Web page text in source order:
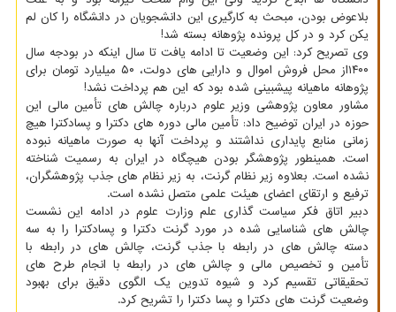
بلاعوض بودن، مبحث به کارگیری این دانشجویان در دانشگاه را کان لم
یکن کرد و در کل پرونده پژوهانه بسته شد!
وی تصریح کرد: این وضعیت تا ادامه یافت تا سال اینکه در بودجه سال
۱۴۰۰از محل فروش اموال و دارایی های دولت، ۵۰ میلیارد تومان برای
پژوهانه ماهیانه پیشبینی شده بود که این هم پرداخت نشد!
مشاور معاون پژوهشی وزیر علوم درباره چالش های تأمین مالی این
حوزه در ایران توضیح داد: تأمین مالی دوره های دکترا و پسادکترا هیچ
زمانی منابع پایداری نداشتند و پرداخت آنها به صورت ماهیانه نبوده
است. همینطور پژوهشگر بودن هیچگاه در ایران به رسمیت شناخته
نشده است. بعلاوه زیر نظام گرنت، به زیر نظام های جذب پژوهشگران،
ترفیع و ارتقای اعضای هیئت علمی متصل نشده است.
دبیر اتاق فکر سیاست گذاری علم وزارت علوم در ادامه این نشست
چالش های شناسایی شده در مورد گرنت دکترا و پسادکترا را به سه
دسته چالش های در رابطه با جذب گرنت، چالش های در رابطه با
تأمین و تخصیص مالی و چالش های در رابطه با انجام طرح های
تحقیقاتی تقسیم کرد و شیوه تدوین یک الگوی دقیق برای بهبود
وضعیت گرنت های دکترا و پسا دکترا را تشریح کرد.